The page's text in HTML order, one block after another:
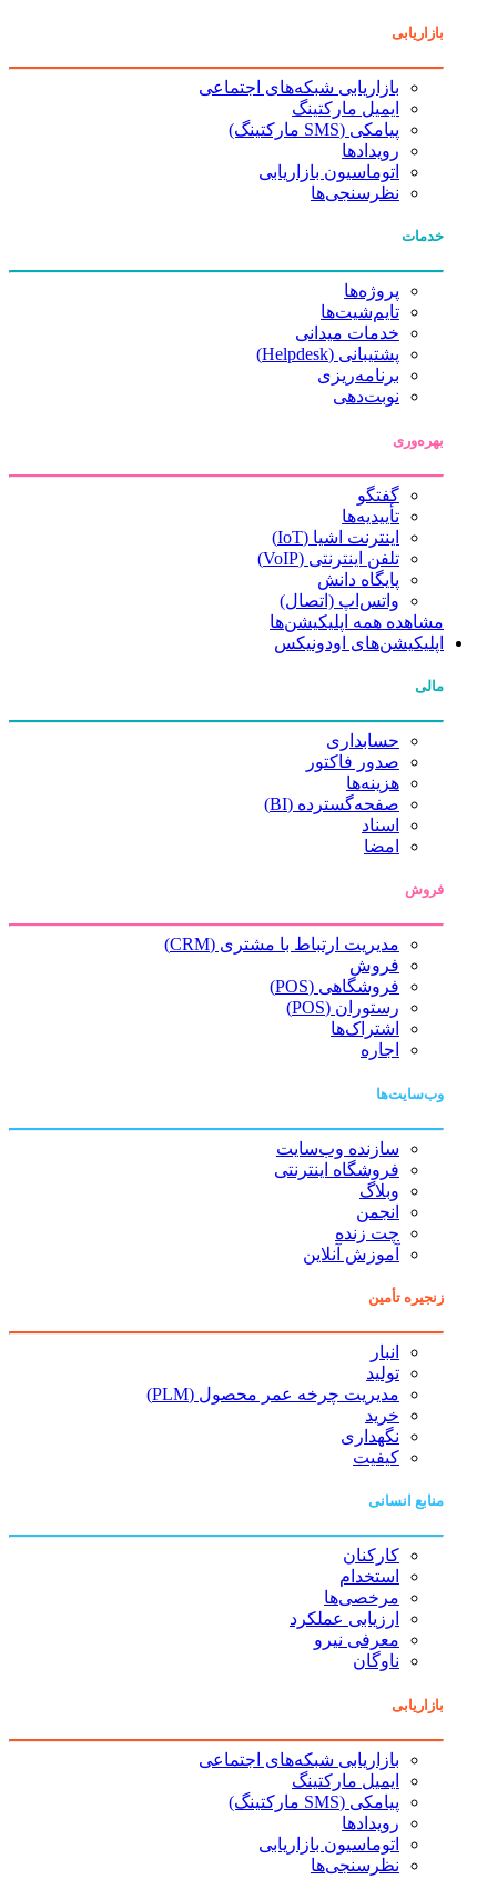
بازاریابی
بازاریابی شبکه‌های اجتماعی
ایمیل مارکتینگ
پیامکی (SMS مارکتینگ)
رویدادها
اتوماسیون بازاریابی
نظرسنجی‌ها
خدمات
پروژه‌ها
تایم‌شیت‌ها
خدمات میدانی
پشتیبانی (Helpdesk)
برنامه‌ریزی
نوبت‌دهی
بهره‌وری
گفتگو
تأییدیه‌ها
اینترنت اشیا (IoT)
تلفن اینترنتی (VoIP)
پایگاه دانش
واتس‌اپ (اتصال)
مشاهده همه اپلیکیشن‌ها
اپلیکیشن‌های اودونیکس
مالی
حسابداری
صدور فاکتور
هزینه‌ها
صفحه‌گسترده (BI)
اسناد
امضا
فروش
مدیریت ارتباط با مشتری (CRM)
فروش
فروشگاهی (POS)
رستوران (POS)
اشتراک‌ها
اجاره
وب‌سایت‌ها
سازنده وب‌سایت
فروشگاه اینترنتی
وبلاگ
انجمن
چت زنده
آموزش آنلاین
زنجیره تأمین
انبار
تولید
مدیریت چرخه عمر محصول (PLM)
خرید
نگهداری
کیفیت
منابع انسانی
کارکنان
استخدام
مرخصی‌ها
ارزیابی عملکرد
معرفی نیرو
ناوگان
بازاریابی
بازاریابی شبکه‌های اجتماعی
ایمیل مارکتینگ
پیامکی (SMS مارکتینگ)
رویدادها
اتوماسیون بازاریابی
نظرسنجی‌ها